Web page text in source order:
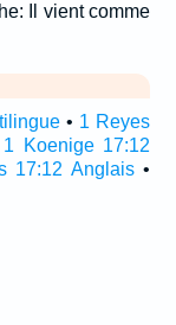
Il vient comme
• 1 Reyes
1 Koenige 17:12
17:12 Anglais•